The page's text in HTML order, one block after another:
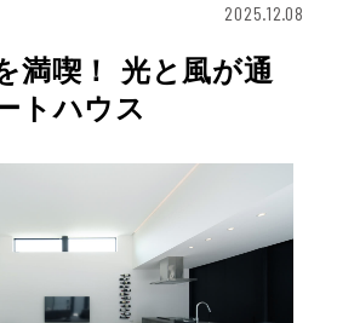
2025.12.08
満喫！ 光と風が通
トハウス